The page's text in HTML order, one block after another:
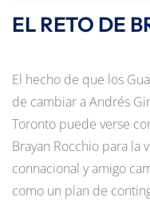
EL RETO DE
El hecho de que los
de cambiar a Andrés
Toronto puede verse
Brayan Rocchio para la
connacional y amigo
como un plan de